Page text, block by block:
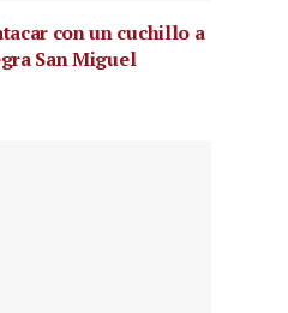
con un cuchillo a
San Miguel